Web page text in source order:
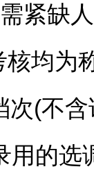
紧缺
均为
次(不
的选